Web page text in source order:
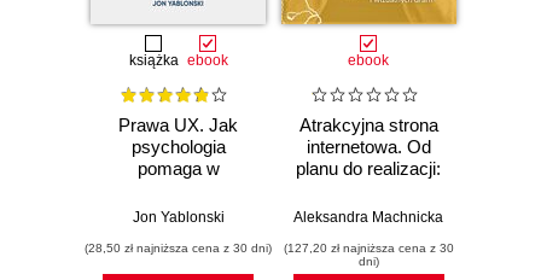
książka ebook
Prawa UX. Jak
psychologia
pomaga w
lepszych
Wydanie II
Jon Yablonski
(28,50 zł najniższa cena z 30 dni)
ebook
Atrakcyjna strona
internetowa. Od
planu do realizacji:
chaosu i
Aleksandra Machnicka
(127,20 zł najniższa cena z 30
dni)